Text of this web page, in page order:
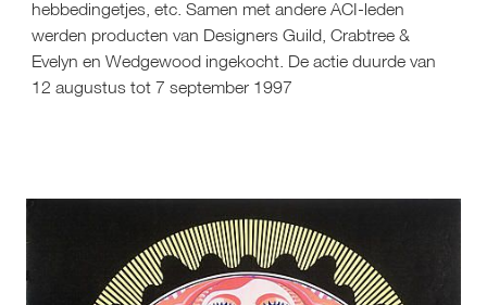
hebbedingetjes, etc. Samen met andere ACI-leden
werden producten van Designers Guild, Crabtree &
Evelyn en Wedgewood ingekocht. De actie duurde van
12 augustus tot 7 september 1997